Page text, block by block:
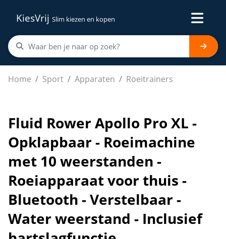
KiesVrij Slim kiezen en kopen
Home Sport Apparaten Roeitrainers
Fluid Rower Apollo Pro XL - Opklapbaar -
Fluid Rower Apollo Pro XL -
Opklapbaar - Roeimachine
met 10 weerstanden -
Roeiapparaat voor thuis -
Bluetooth - Verstelbaar -
Water weerstand - Inclusief